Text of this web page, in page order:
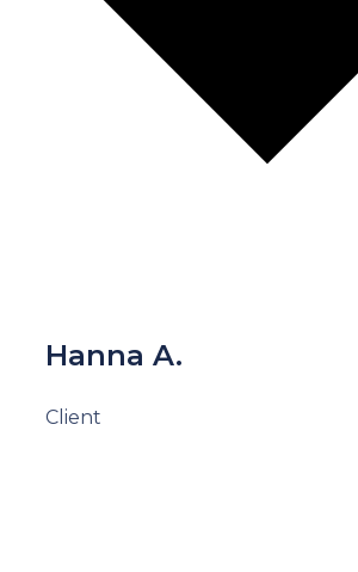
Hanna A.
Client